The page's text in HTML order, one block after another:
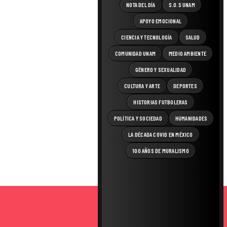
NOTA DEL DÍA S.O.S UNAM
APOYO EMOCIONAL
CIENCIA Y TECNOLOGÍA SALUD
COMUNIDAD UNAM MEDIO AMBIENTE
GÉNERO Y SEXUALIDAD
CULTURA Y ARTE DEPORTES
HISTORIAS FUTBOLERAS
POLÍTICA Y SOCIEDAD HUMANIDADES
LA DÉCADA COVID EN MÉXICO
100 AÑOS DE MURALISMO